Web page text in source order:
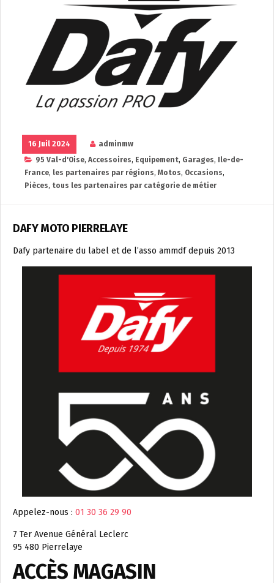
16 Juil 2024
adminmw
95 Val-d'Oise, Accessoires, Equipement, Garages,
Ile-de-
France, les partenaires par régions, Motos, Occasions,
Pièces, tous les partenaires par catégorie de métier
DAFY MOTO PIERRELAYE
Dafy partenaire du label et de l’asso ammdf depuis 2013
Appelez-nous : 01 30 36 29 90
7 Ter Avenue Général Leclerc
95 480 Pierrelaye
ACCÈS MAGASIN